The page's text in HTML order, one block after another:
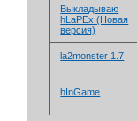
Выкладываю
hLaPEx (Новая
версия)
la2monster 1.7
hInGame